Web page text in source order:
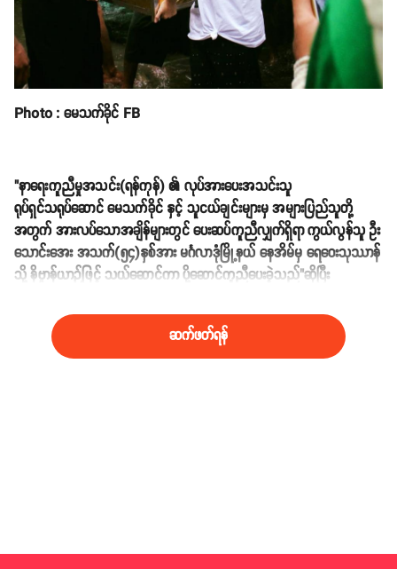
Photo : မေသက်ခိုင် FB
"နာရေးကူညီမှုအသင်း(ရန်ကုန်) ၏ လုပ်အားပေးအသင်းသူ
ရုပ်ရှင်သရုပ်ဆောင် မေသက်ခိုင် နှင့် သူငယ်ချင်းများမှ အများပြည်သူတို့
အတွက် အားလပ်သောအချိန်များတွင် ပေးဆပ်ကူညီလျှက်ရှိရာ ကွယ်လွန်သူ ဦး
သောင်းအေး အသက်(၅၄)နှစ်အား မင်္ဂလာဒုံမြို့နယ် နေအိမ်မှ ရေဝေးသုဿာန်
သို့ နိဗ္ဗာန်ယာဉ်ဖြင့် သယ်ဆောင်ကာ ပို့ဆောင်ကူညီပေးခဲ့သည်"ဆိုပြီး
ဆက်ဖတ်ရန်